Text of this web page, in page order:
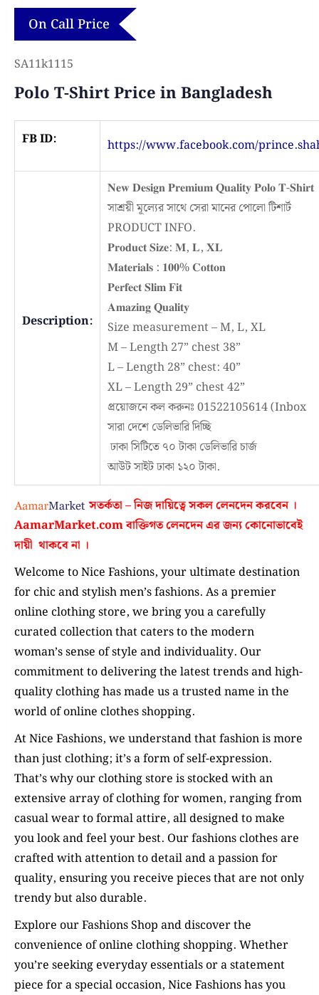
On Call Price
SA11k1115
Polo T-Shirt Price in Bangladesh
FB ID: https://www.facebook.com/
Description:
𝐍𝐞𝐰 𝐃𝐞𝐬𝐢𝐠𝐧 𝐏𝐫𝐞𝐦𝐢𝐮𝐦 𝐐𝐮𝐚𝐥𝐢𝐭𝐲 𝐏𝐨𝐥𝐨 𝐓-𝐒𝐡𝐢𝐫𝐭
সাশ্রয়ী মূল্যের সাথে সেরা মানের পোলো টিশার্ট
PRODUCT INFO.
𝐏𝐫𝐨𝐝𝐮𝐜𝐭 𝐒𝐢𝐳𝐞: 𝐌, 𝐋, 𝐗𝐋
𝐌𝐚𝐭𝐞𝐫𝐢𝐚𝐥𝐬 : 𝟏𝟎𝟎% 𝐂𝐨𝐭𝐭𝐨𝐧
𝐏𝐞𝐫𝐟𝐞𝐜𝐭 𝐒𝐥𝐢𝐦 𝐅𝐢𝐭
𝐀𝐦𝐚𝐳𝐢𝐧𝐠 𝐐𝐮𝐚𝐥𝐢𝐭𝐲
Size measurement – M, L, XL
M – Length 27” chest 38”
L – Length 28” chest: 40”
XL – Length 29” chest 42”
প্রয়োজনে কল করুনঃ 01522105614 (Inbox
সারা দেশে ডেলিভারি দিচ্ছি
ঢাকা সিটিতে ৭০ টাকা ডেলিভারি চার্জ
আউট সাইট ঢাকা ১২০ টাকা.
সতর্কতা – নিজ দায়িত্বে সকল লেনদেন করবেন ।
AamarMarket.comবাক্তিগত লেনদেন এর জন্য কোনোভাবেই
দায়ী থাকবে না ।
Welcome to Nice Fashions, your ultimate destination
for chic and stylish men’s fashions. As a premier
online clothing store, we bring you a carefully
curated collection that caters to the modern
woman’s sense of style and individuality. Our
commitment to delivering the latest trends and high-
quality clothing has made us a trusted name in the
world of online clothes shopping.
At Nice Fashions, we understand that fashion is more
than just clothing; it’s a form of self-expression.
That’s why our clothing store is stocked with an
extensive array of clothing for women, ranging from
casual wear to formal attire, all designed to make
you look and feel your best. Our fashions clothes are
crafted with attention to detail and a passion for
quality, ensuring you receive pieces that are not only
trendy but also durable.
Explore our Fashions Shop and discover the
convenience of online clothing shopping. Whether
you’re seeking everyday essentials or a statement
piece for a special occasion, Nice Fashions has you